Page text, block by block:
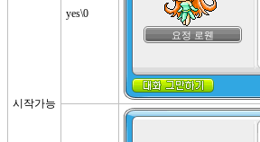
시작가능
yes\0
요정 로웬